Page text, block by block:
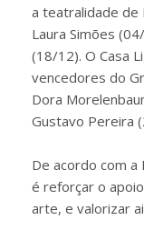
a teatralidade de
Laura Simões
(18/12). O Casa
vencedores do
Dora
Gustavo Pereira
De acordo com
é reforçar o
arte, e valorizar